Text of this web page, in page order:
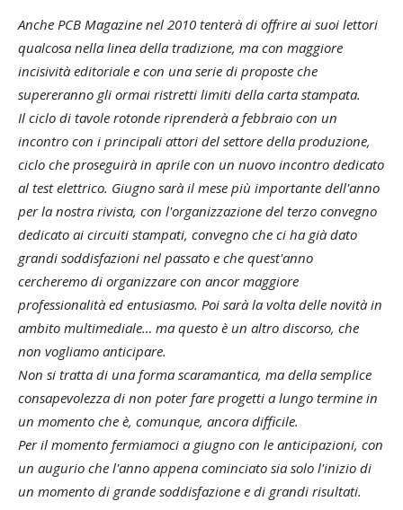
Anche PCB Magazine nel 2010 tenterà di offrire ai suoi lettori
qualcosa nella linea della tradizione, ma con maggiore
incisività editoriale e con una serie di proposte che
supereranno gli ormai ristretti limiti della carta stampata.
Il ciclo di tavole rotonde riprenderà a febbraio con un
incontro con i principali attori del settore della produzione,
ciclo che proseguirà in aprile con un nuovo incontro dedicato
al test elettrico. Giugno sarà il mese più importante dell'anno
per la nostra rivista, con l'organizzazione del terzo convegno
dedicato ai circuiti stampati, convegno che ci ha già dato
grandi soddisfazioni nel passato e che quest'anno
cercheremo di organizzare con ancor maggiore
professionalità ed entusiasmo. Poi sarà la volta delle novità in
ambito multimediale… ma questo è un altro discorso, che
non vogliamo anticipare.
Non si tratta di una forma scaramantica, ma della semplice
consapevolezza di non poter fare progetti a lungo termine in
un momento che è, comunque, ancora difficile.
Per il momento fermiamoci a giugno con le anticipazioni, con
un augurio che l'anno appena cominciato sia solo l'inizio di
un momento di grande soddisfazione e di grandi risultati.